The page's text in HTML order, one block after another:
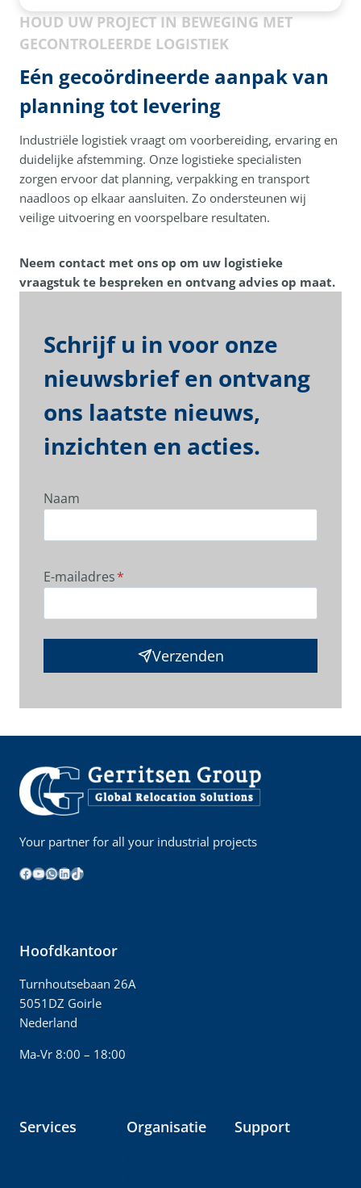
HOUD UW PROJECT IN BEWEGING MET
GECONTROLEERDE LOGISTIEK
Eén gecoördineerde aanpak van
planning tot levering
Industriële logistiek vraagt om voorbereiding, ervaring en
duidelijke afstemming. Onze logistieke specialisten
zorgen ervoor dat planning, verpakking en transport
naadloos op elkaar aansluiten. Zo ondersteunen wij
veilige uitvoering en voorspelbare resultaten.
Neem contact met ons op om uw logistieke
vraagstuk te bespreken en ontvang advies op maat.
Schrijf u in voor onze
nieuwsbrief en ontvang
ons laatste nieuws,
inzichten en acties.
Naam
E-mailadres*
Verzenden
Your partner for all your industrial projects
Facebook
YouTube
WhatsApp
LinkedIn
TikTok
Hoofdkantoor
Turnhoutsebaan 26A
5051DZ Goirle
Nederland
Ma-Vr 8:00 – 18:00
Services Organisatie Support